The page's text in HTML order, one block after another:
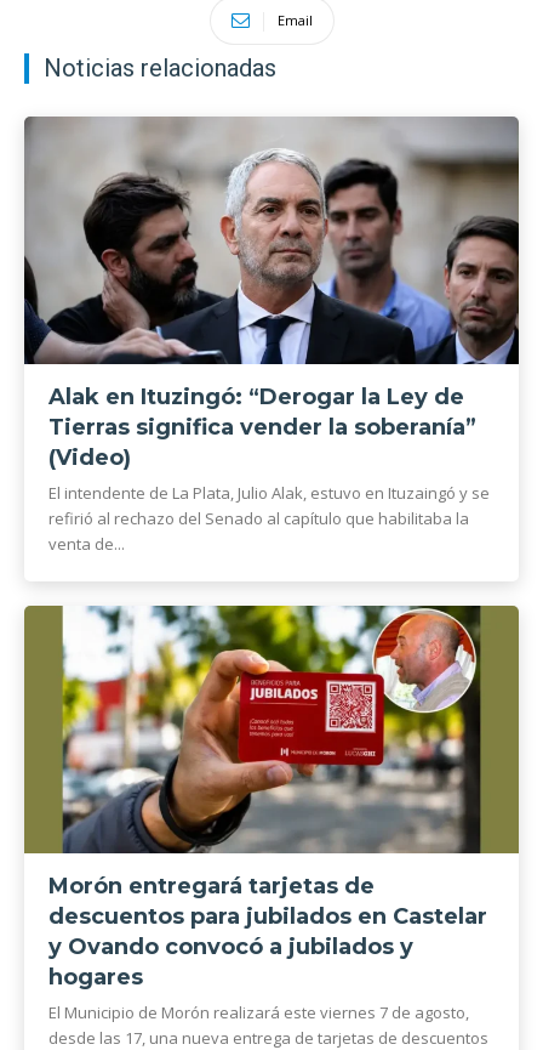
Email
Noticias relacionadas
Alak en Ituzingó: “Derogar la Ley de
Tierras significa vender la soberanía”
(Video)
El intendente de La Plata, Julio Alak, estuvo en Ituzaingó y se
refirió al rechazo del Senado al capítulo que habilitaba la
venta de...
Morón entregará tarjetas de
descuentos para jubilados en Castelar
y Ovando convocó a jubilados y
hogares
El Municipio de Morón realizará este viernes 7 de agosto,
desde las 17, una nueva entrega de tarjetas de descuentos